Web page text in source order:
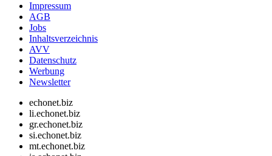
Impressum
AGB
Jobs
Inhaltsverzeichnis
AVV
Datenschutz
Werbung
Newsletter
echonet.biz
li.echonet.biz
gr.echonet.biz
si.echonet.biz
mt.echonet.biz